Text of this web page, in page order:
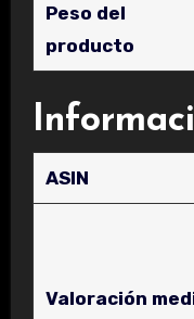
Peso del
producto
ASIN
Valoración